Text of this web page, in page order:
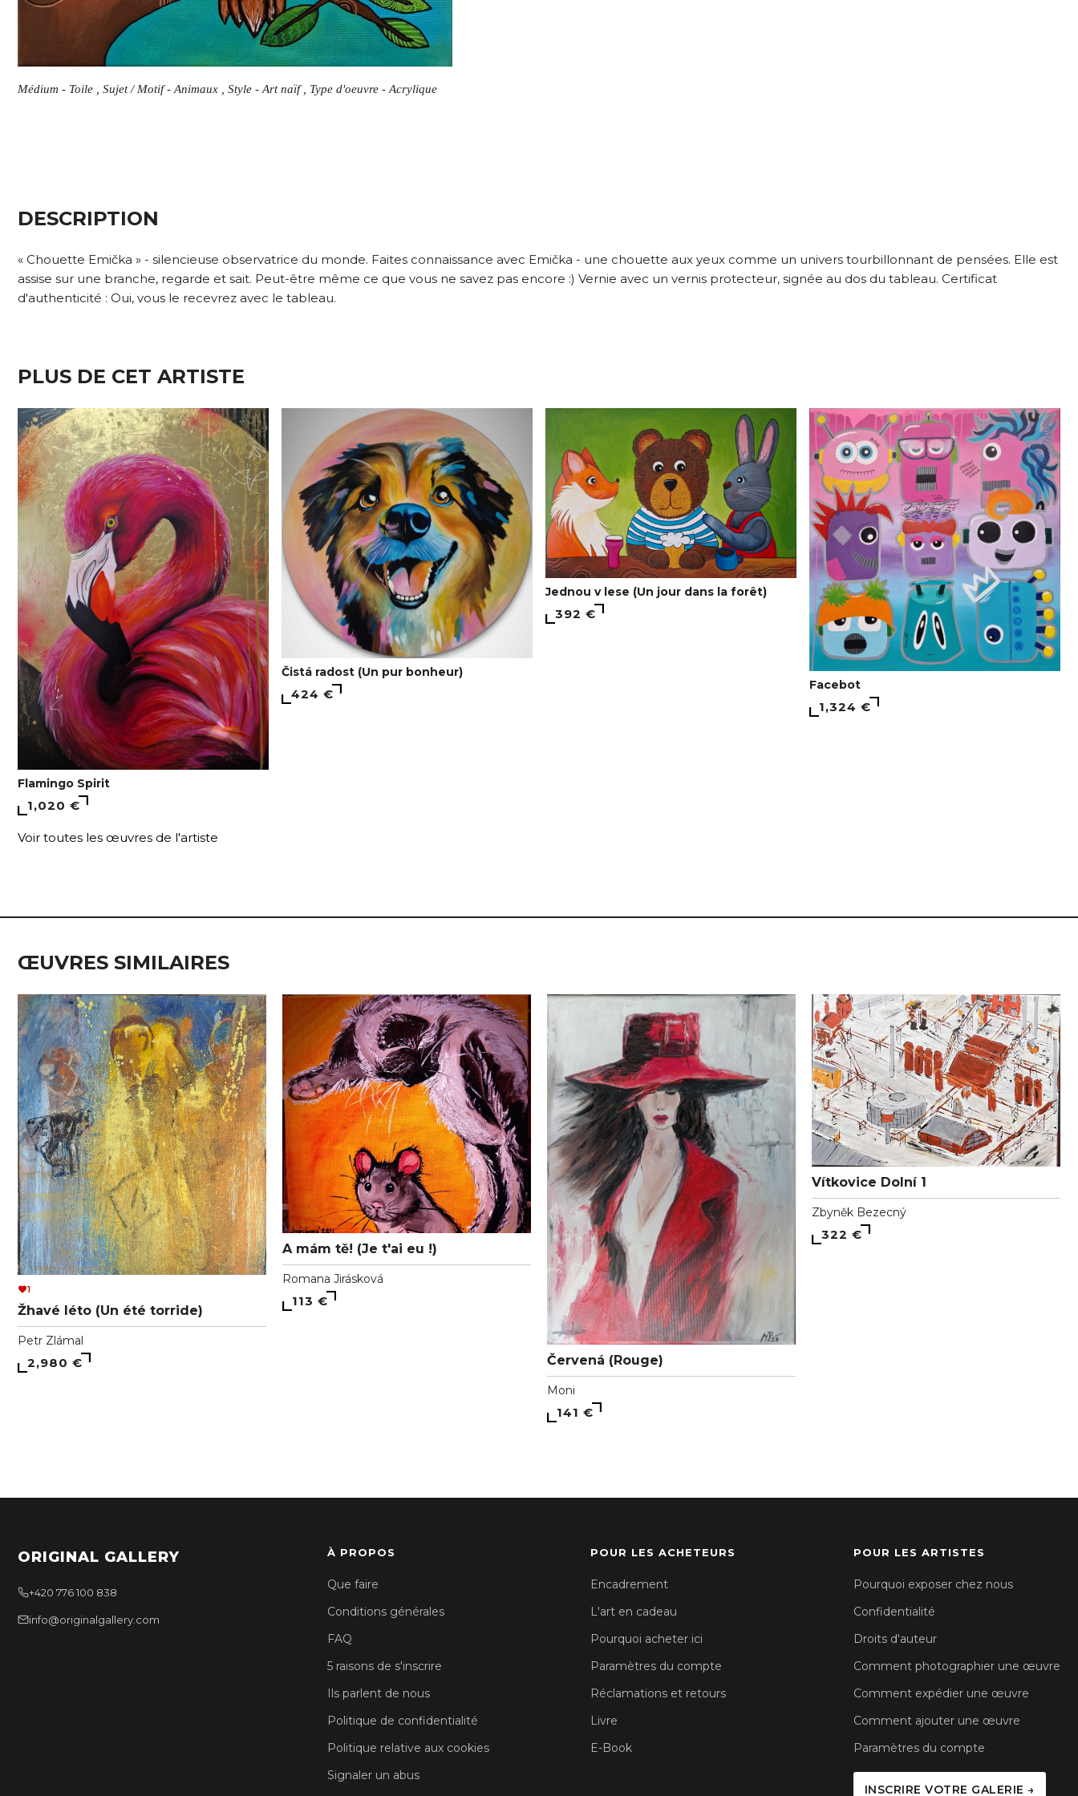
Médium - Toile , Sujet / Motif - Animaux , Style - Art naïf , Type d'oeuvre - Acrylique
DESCRIPTION
« Chouette Emička » - silencieuse observatrice du monde. Faites connaissance avec Emička - une chouette aux yeux comme un univers tourbillonnant de pensées. Elle est
assise sur une branche, regarde et sait. Peut-être même ce que vous ne savez pas encore :) Vernie avec un vernis protecteur, signée au dos du tableau. Certificat
d'authenticité : Oui, vous le recevrez avec le tableau.
PLUS DE CET ARTISTE
Flamingo Spirit
1,020 €
Čistá radost (Un pur bonheur)
424 €
Jednou v lese (Un jour dans la forêt)
392 €
Facebot
1,324 €
Voir toutes les œuvres de l'artiste
ŒUVRES SIMILAIRES
1
Žhavé léto (Un été torride)
Petr Zlámal
2,980 €
A mám tě! (Je t'ai eu !)
Romana Jirásková
113 €
Červená (Rouge)
Moni
141 €
Vítkovice Dolní 1
Zbyněk Bezecný
322 €
ORIGINAL GALLERY
+420 776 100 838
info@originalgallery.com
À PROPOS
Que faire
Conditions générales
FAQ
5 raisons de s'inscrire
Ils parlent de nous
Politique de confidentialité
Politique relative aux cookies
Signaler un abus
POUR LES ACHETEURS
Encadrement
L'art en cadeau
Pourquoi acheter ici
Paramètres du compte
Réclamations et retours
Livre
E-Book
POUR LES ARTISTES
Pourquoi exposer chez nous
Confidentialité
Droits d'auteur
Comment photographier une œuvre
Comment expédier une œuvre
Comment ajouter une œuvre
Paramètres du compte
INSCRIRE VOTRE GALERIE →